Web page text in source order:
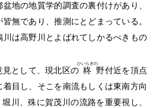
地の地質学的調査の裏付けがあり、
無であり、推測にとどまっている。
は高野川とよばれてしかるべきもの
見として、現北区の 柊
ひいらぎの
野付近を頂点
目し、そこを南流もしくは東南方向
堀川、殊に賀茂川の流路を重要視し、